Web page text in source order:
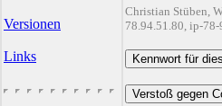
Versionen
Links
Christian Stüben,
78.94.51.80, ip-